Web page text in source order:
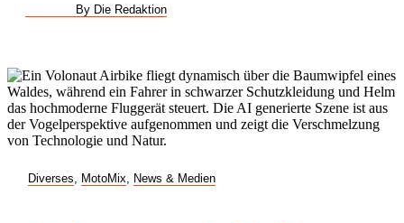
By Die Redaktion
Diverses MotoMix News & Medien